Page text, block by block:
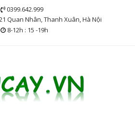
0399.642.999
Quan Nhân, Thanh Xuân, Hà Nội
8-12h : 15 -19h